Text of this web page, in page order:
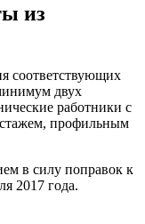
из
соответствующих
двух
работники с
профильным
в силу поправок к
2017 года.